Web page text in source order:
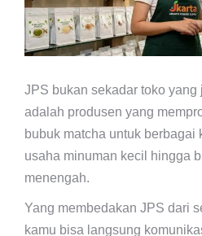
JPS bukan sekadar toko
adalah produsen yang
bubuk matcha untuk berbagai
usaha minuman kecil hingga
menengah.
Yang membedakan JPS dari
kamu bisa langsung